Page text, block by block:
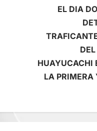
EL DIA
HUAYUCACHI
LA PRIMERA